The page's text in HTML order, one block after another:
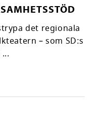
det regionala
– som SD:s